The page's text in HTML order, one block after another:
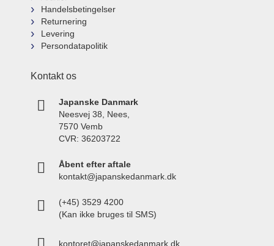
Handelsbetingelser
Returnering
Levering
Persondatapolitik
Kontakt os
Japanske Danmark
Neesvej 38, Nees,
7570 Vemb
CVR: 36203722
Åbent efter aftale
kontakt@japanskedanmark.dk
(+45) 3529 4200
(Kan ikke bruges til SMS)
kontoret@japanskedanmark.dk